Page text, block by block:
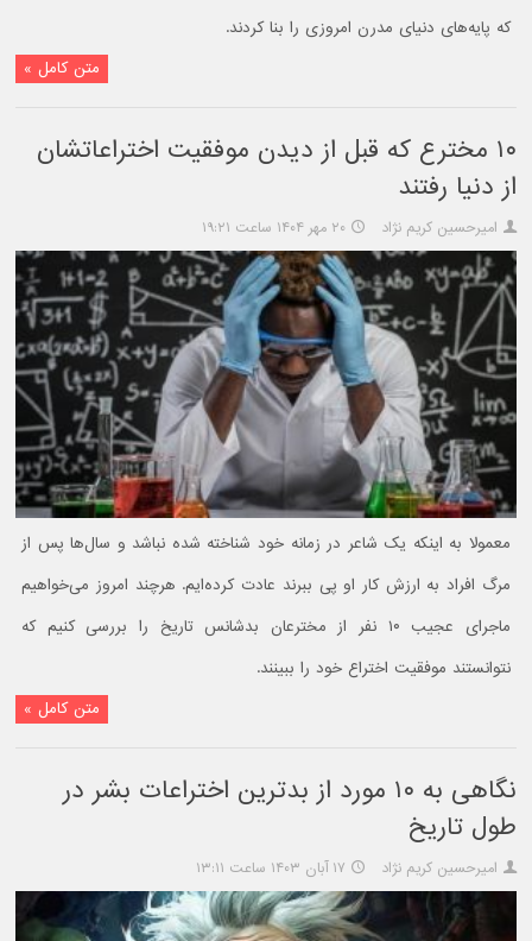
که پایه‌های دنیای مدرن امروزی را بنا کردند.
متن کامل »
۱۰ مخترع که قبل از دیدن موفقیت اختراعاتشان
از دنیا رفتند
امیرحسین کریم نژاد ۲۰ مهر ۱۴۰۴ ساعت ۱۹:۲۱
معمولا به اینکه یک شاعر در زمانه خود شناخته شده نباشد و سال‌ها پس از
مرگ افراد به ارزش کار او پی ببرند عادت کرده‌ایم. هرچند امروز می‌خواهیم
ماجرای عجیب ۱۰ نفر از مخترعان بدشانس تاریخ را بررسی کنیم که
نتوانستند موفقیت اختراع خود را ببینند.
متن کامل »
نگاهی به ۱۰ مورد از بدترین اختراعات بشر در
طول تاریخ
امیرحسین کریم نژاد ۱۷ آبان ۱۴۰۳ ساعت ۱۳:۱۱